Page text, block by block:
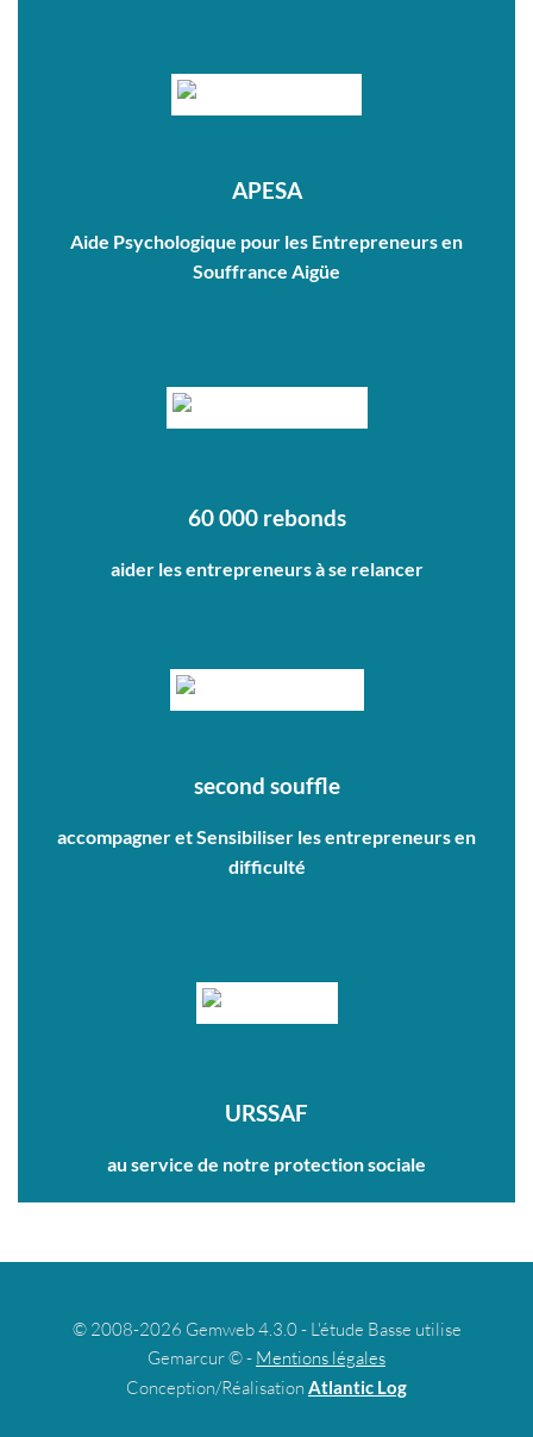
APESA
Aide Psychologique pour les Entrepreneurs en
Souffrance Aigüe
60 000 rebonds
aider les entrepreneurs à se relancer
second souffle
accompagner et Sensibiliser les entrepreneurs en
difficulté
URSSAF
au service de notre protection sociale
© 2008-2026 Gemweb 4.3.0 - L'étude Basse utilise
Gemarcur © - Mentions légales
Conception/Réalisation Atlantic Log